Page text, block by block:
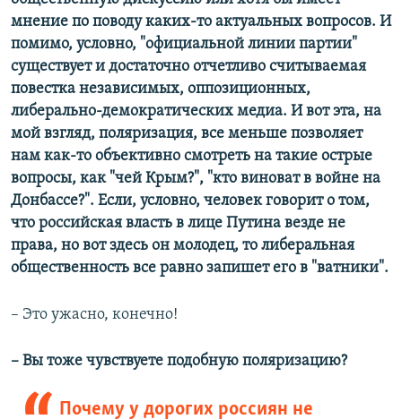
мнение по поводу каких-то актуальных вопросов. И
помимо, условно, "официальной линии партии"
существует и достаточно отчетливо считываемая
повестка независимых, оппозиционных,
либерально-демократических медиа. И вот эта, на
мой взгляд, поляризация, все меньше позволяет
нам как-то объективно смотреть на такие острые
вопросы, как "чей Крым?", "кто виноват в войне на
Донбассе?". Если, условно, человек говорит о том,
что российская власть в лице Путина везде не
права, но вот здесь он молодец, то либеральная
общественность все равно запишет его в "ватники".
– Это ужасно, конечно!
– Вы тоже чувствуете подобную поляризацию?
Почему у дорогих россиян не